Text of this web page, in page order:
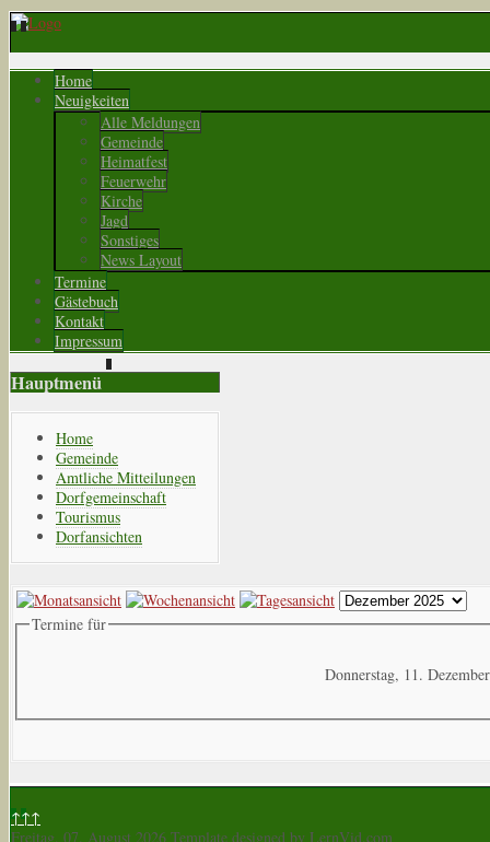
Home
Neuigkeiten
Alle Meldungen
Gemeinde
Heimatfest
Feuerwehr
Kirche
Jagd
Sonstiges
News Layout
Termine
Gästebuch
Kontakt
Impressum
Hauptmenü
Home
Gemeinde
Amtliche Mitteilungen
Dorfgemeinschaft
Tourismus
Dorfansichten
Termine für
Donnerstag, 11.
↑↑↑
Freitag, 07. August 2026 Template designed by LernVid.com